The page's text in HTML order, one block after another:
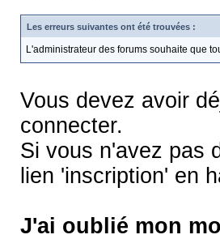
Les erreurs suivantes ont été trouvées :
L'administrateur des forums souhaite que
Vous devez avoir
connecter.
Si vous n'avez pas
lien 'inscription' en
J'ai oublié mon